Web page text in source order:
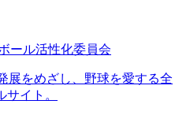
ール活性化委員会